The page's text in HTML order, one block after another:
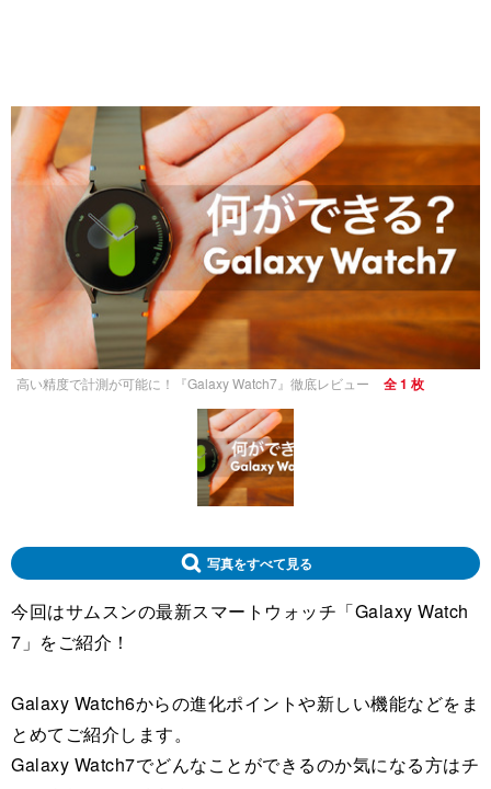
高い精度で計測が可能に！『Galaxy Watch7』徹底レビュー 全 1 枚
写真をすべて見る
今回はサムスンの最新スマートウォッチ「Galaxy Watch
7」をご紹介！
Galaxy Watch6からの進化ポイントや新しい機能などをま
とめてご紹介します。
Galaxy Watch7でどんなことができるのか気になる方はチ